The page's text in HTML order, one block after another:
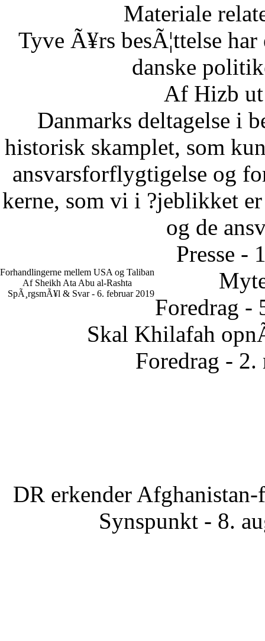
Materiale
Tyve Ã¥rs besÃ¦ttelse
danske
Af Hizb
Danmarks deltagelse i
historisk skamplet, som
ansvarsforflygtigelse og
kerne, som vi i ?jeblikket
og de
Presse -
Forhandlingerne mellem USA og Taliban
Af Sheikh Ata Abu al-Rashta
SpÃ¸rgsmÃ¥l & Svar - 6. februar 2019
Foredrag -
Skal Khilafah
Foredrag - 2.
DR erkender
Synspunkt - 8.